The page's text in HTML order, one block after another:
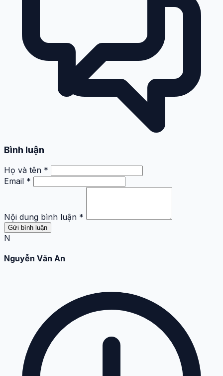
Bình luận
Họ và tên *
Email *
Nội dung bình luận *
Gửi bình luận
N
Nguyễn Văn An